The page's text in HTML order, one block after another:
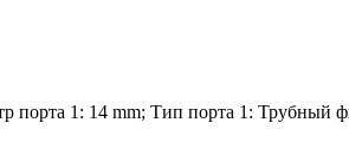
порта 1: 14 mm; Тип порта 1: